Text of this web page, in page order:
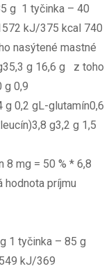
g 1 tyčinka – 40
kJ/375 kcal 740
nasýtené mastné
g 16,6 g z toho
g 0,9
g 0,2 gL-glutamín0,6
g3,2 g 1,5
8 mg = 50 % * 6,8
hodnota príjmu
tyčinka – 85 g
kJ/369